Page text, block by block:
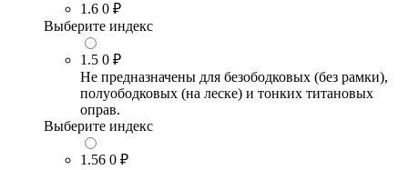
1.6 0 ₽
Выберите индекс
1.5 0 ₽
Не предназначены для безободковых (без рамки),
полуободковых (на леске) и тонких титановых
оправ.
Выберите индекс
1.56 0 ₽